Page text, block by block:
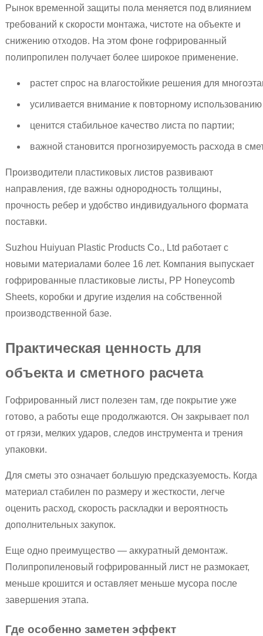
Рынок временной защиты пола меняется под влиянием
требований к скорости монтажа, чистоте на объекте и
снижению отходов. На этом фоне гофрированный
полипропилен получает более широкое применение.
растет спрос на влагостойкие решения для
усиливается внимание к повторному
ценится стабильное качество листа по партии;
важной становится прогнозируемость расхода в
Производители пластиковых листов развивают
направления, где важны однородность толщины,
прочность ребер и удобство индивидуального формата
поставки.
Suzhou Huiyuan Plastic Products Co., Ltd работает с
новыми материалами более 16 лет. Компания выпускает
гофрированные пластиковые листы, PP Honeycomb
Sheets, коробки и другие изделия на собственной
производственной базе.
Практическая ценность для
объекта и сметного расчета
Гофрированный лист полезен там, где покрытие уже
готово, а работы еще продолжаются. Он закрывает пол
от грязи, мелких ударов, следов инструмента и трения
упаковки.
Для сметы это означает большую предсказуемость. Когда
материал стабилен по размеру и жесткости, легче
оценить расход, скорость раскладки и вероятность
дополнительных закупок.
Еще одно преимущество — аккуратный демонтаж.
Полипропиленовый гофрированный лист не размокает,
меньше крошится и оставляет меньше мусора после
завершения этапа.
Где особенно заметен эффект